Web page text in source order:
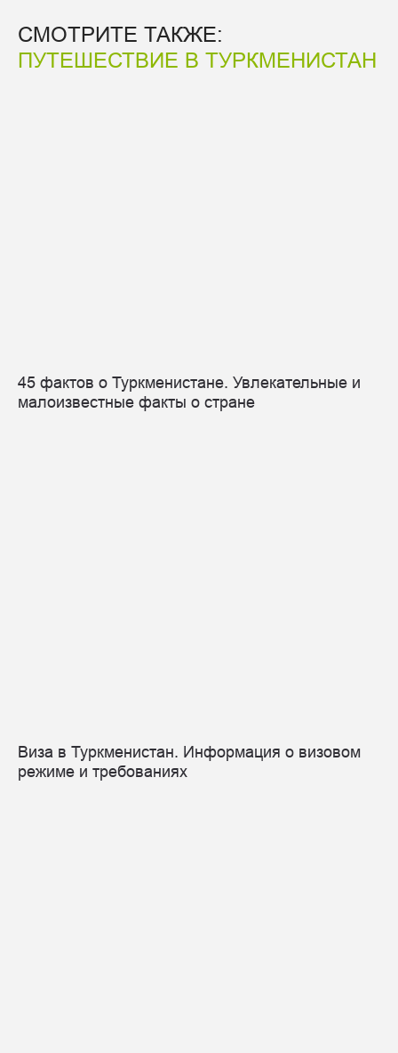
СМОТРИТЕ ТАКЖЕ:
ПУТЕШЕСТВИЕ В ТУРКМЕНИСТАН
45 фактов о Туркменистане. Увлекательные и
малоизвестные факты о стране
Виза в Туркменистан. Информация о визовом
режиме и требованиях